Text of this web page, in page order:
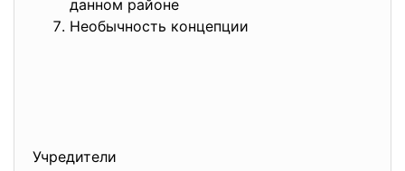
данном районе
Необычность концепции
Учредители